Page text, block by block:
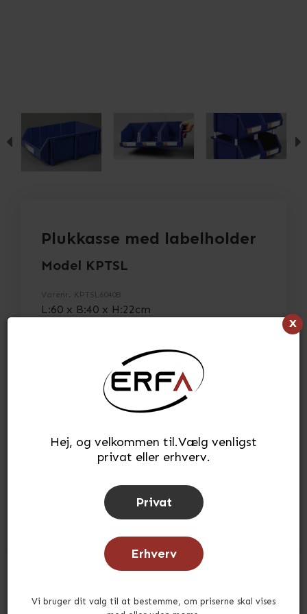
x
Hej, og velkommen til.Vælg venligst
privat eller erhverv.
Privat
Erhverv
Vi bruger dit valg til at bestemme, om priserne skal vises
Plukkasse med labelholder
Model KPTSL
Varenr. KPTSL6040B
L:60 x B:40 x H:22cm
kr.
stk. Læg i kurv
Lagerstatus: På lager